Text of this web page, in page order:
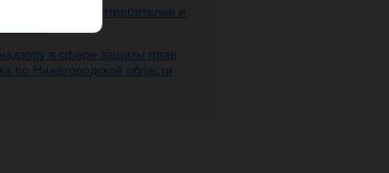
защиты прав потребителей и
в сфере защиты прав
по Нижегородской области